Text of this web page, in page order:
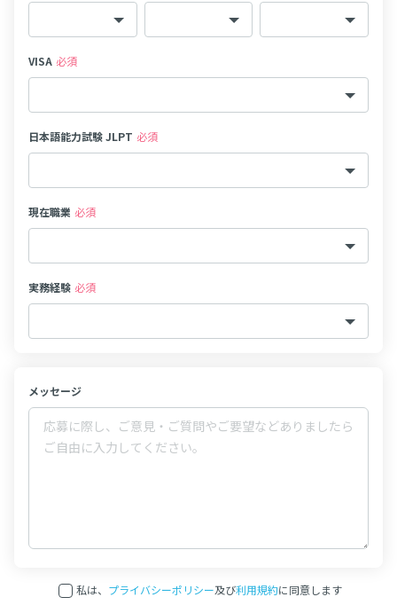
VISA 必須
日本語能力試験 JLPT 必須
現在職業 必須
実務経験 必須
メッセージ
私は、 プライバシーポリシー及び利用規約に同意します